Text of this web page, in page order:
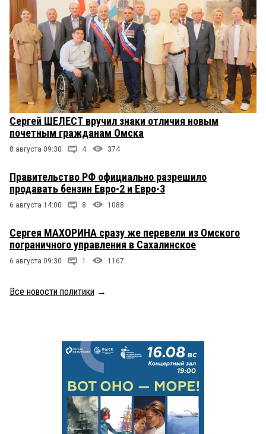
Сергей ШЕЛЕСТ вручил знаки отличия новым
почетным гражданам Омска
8 августа 09:30 4 374
Правительство РФ официально разрешило
продавать бензин Евро-2 и Евро-3
6 августа 14:00 8 1088
Сергея МАХОРИНА сразу же перевели из Омского
пограничного управления в Сахалинское
6 августа 09:30 1 1167
Все новости политики →